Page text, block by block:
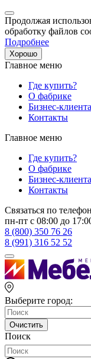
Продолжая
обработку файлов
Подробнее
Хорошо
Главное меню
Где купить?
О фабрике
Бизнес-
Контакты
Главное меню
Где купить?
О фабрике
Бизнес-
Контакты
Связаться по
пн-пт с 08:00 до
8 (800) 350 76 26
8 (991) 316 52 52
Выберите город:
Очистить
Поиск